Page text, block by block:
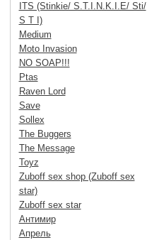
ITS (Stinkie/ S.T.I.N.K.I.E/ Sti/
S T I)
Medium
Moto Invasion
NO SOAP!!!
Ptas
Raven Lord
Save
Sollex
The Buggers
The Message
Toyz
Zuboff sex shop (Zuboff sex
star)
Zuboff sex star
Антимир
Апрель